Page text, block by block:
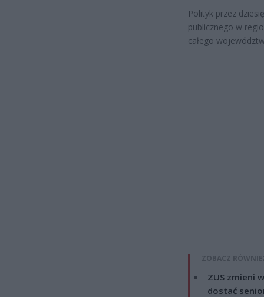
Polityk przez
publicznego w
całego
ZOBACZ
ZUS zmieni
dostać